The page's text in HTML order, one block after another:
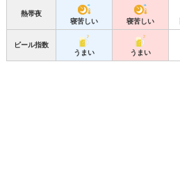
熱帯夜
寝苦しい
寝苦しい
ビール指数
うまい
うまい